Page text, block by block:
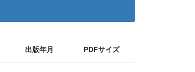
出版年月 PDFサイズ